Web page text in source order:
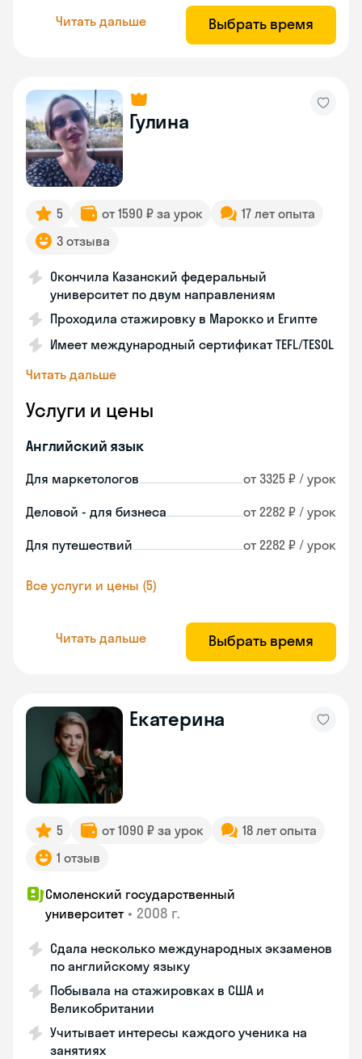
Читать дальше Выбрать время
Гулина
5 от 1590 ₽ за урок
17 лет опыта
3 отзыва
Окончила Казанский федеральный
университет по двум направлениям
Проходила стажировку в Марокко и Египте
Имеет международный сертификат TEFL/TESOL
Читать дальше
Услуги и цены
Английский язык
Для маркетологов от 3325 ₽ / урок
Деловой - для бизнеса от 2282 ₽ / урок
Для путешествий от 2282 ₽ / урок
Все услуги и цены (5)
Читать дальше Выбрать время
Екатерина
5 от 1090 ₽ за урок
18 лет опыта
1 отзыв
Смоленский государственный
университет • 2008 г.
Сдала несколько международных экзаменов
по английскому языку
Побывала на стажировках в США и
Великобритании
Учитывает интересы каждого ученика на
занятиях